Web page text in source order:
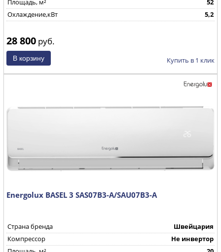
Площадь, м²
52
Охлаждение,кВт
5,2
28 800 руб.
Купить в 1 клик
Energolux BASEL 3 SAS07B3-A/SAU07B3-A
Страна бренда
Швейцария
Компрессор
Не инвертор